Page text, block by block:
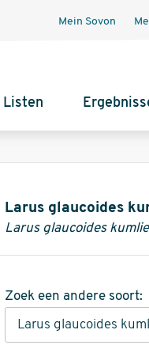
Mein Sovon
Listen
Informatie
Larus glaucoides
Larus glaucoides
Zoek een andere soort: